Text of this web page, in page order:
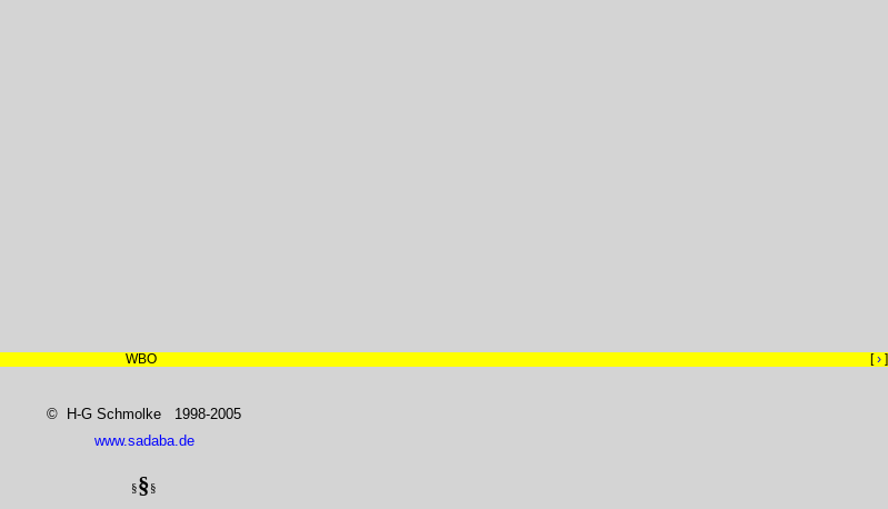
WBO [› ]
© H-G Schmolke 1998-2005
www.sadaba.de
§§§